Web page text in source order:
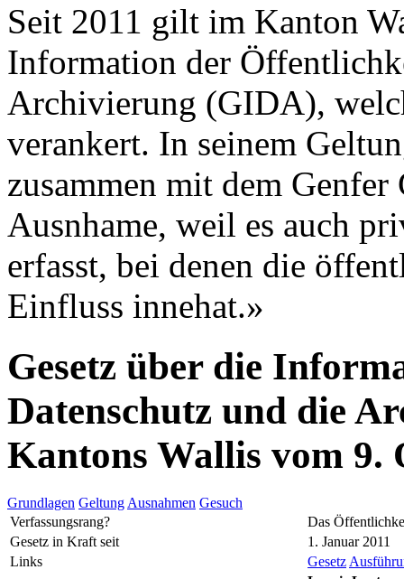
Seit 2011 gilt im Kanton
Information der
Archivierung (GIDA),
verankert. In seinem
zusammen mit dem Genfer
Ausnhame, weil es auch
erfasst, bei denen die
Einfluss innehat.»
Gesetz über die
Datenschutz und die
Kantons Wallis vom 9.
Grundlagen Geltung Ausnahmen Gesuch
Verfassungsrang?
Das
Gesetz in Kraft seit
1. Januar 2011
Links
Gesetz